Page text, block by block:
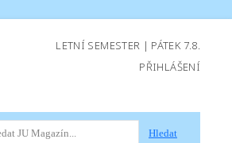
LETNÍ SEMESTER | PÁTEK 7.8.
PŘIHLÁŠENÍ
Hledat